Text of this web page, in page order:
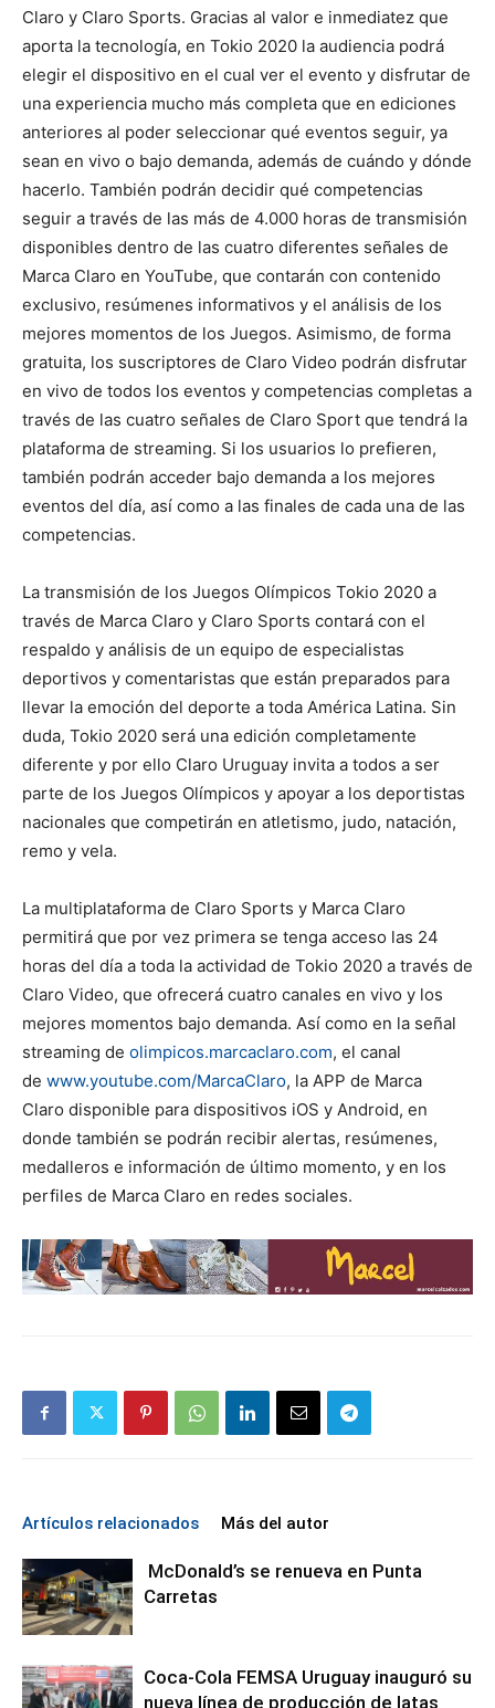
Claro y Claro Sports. Gracias al valor e inmediatez que
aporta la tecnología, en Tokio 2020 la audiencia podrá
elegir el dispositivo en el cual ver el evento y disfrutar de
una experiencia mucho más completa que en ediciones
anteriores al poder seleccionar qué eventos seguir, ya
sean en vivo o bajo demanda, además de cuándo y dónde
hacerlo. También podrán decidir qué competencias
seguir a través de las más de 4.000 horas de transmisión
disponibles dentro de las cuatro diferentes señales de
Marca Claro en YouTube, que contarán con contenido
exclusivo, resúmenes informativos y el análisis de los
mejores momentos de los Juegos. Asimismo, de forma
gratuita, los suscriptores de Claro Video podrán disfrutar
en vivo de todos los eventos y competencias completas a
través de las cuatro señales de Claro Sport que tendrá la
plataforma de streaming. Si los usuarios lo prefieren,
también podrán acceder bajo demanda a los mejores
eventos del día, así como a las finales de cada una de las
competencias.
La transmisión de los Juegos Olímpicos Tokio 2020 a
través de Marca Claro y Claro Sports contará con el
respaldo y análisis de un equipo de especialistas
deportivos y comentaristas que están preparados para
llevar la emoción del deporte a toda América Latina. Sin
duda, Tokio 2020 será una edición completamente
diferente y por ello Claro Uruguay invita a todos a ser
parte de los Juegos Olímpicos y apoyar a los deportistas
nacionales que competirán en atletismo, judo, natación,
remo y vela.
La multiplataforma de Claro Sports y Marca Claro
permitirá que por vez primera se tenga acceso las 24
horas del día a toda la actividad de Tokio 2020 a través de
Claro Video, que ofrecerá cuatro canales en vivo y los
mejores momentos bajo demanda. Así como en la señal
streaming de olimpicos.marcaclaro.com, el canal
de www.youtube.com/MarcaClaro, la APP de Marca
Claro disponible para dispositivos iOS y Android, en
donde también se podrán recibir alertas, resúmenes,
medalleros e información de último momento, y en los
perfiles de Marca Claro en redes sociales.
Artículos relacionados Más del autor
McDonald’s se renueva en Punta
Carretas
Coca-Cola FEMSA Uruguay inauguró su
nueva línea de producción de latas